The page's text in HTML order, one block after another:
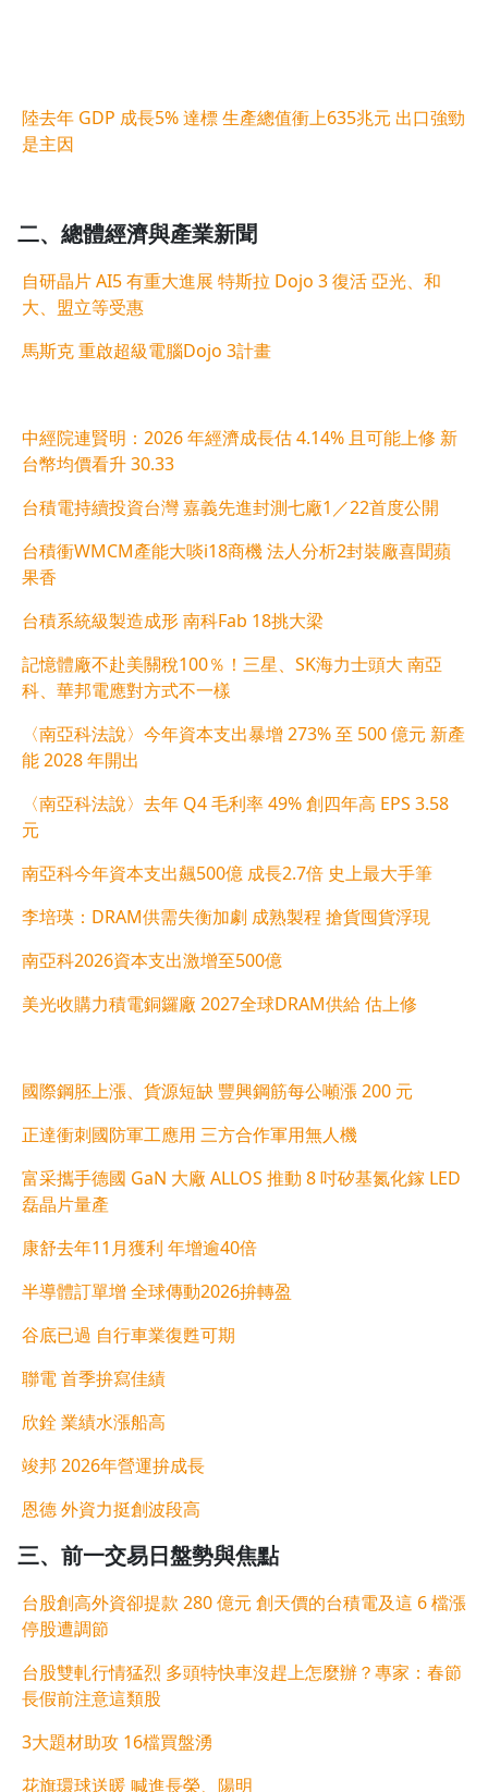
陸去年 GDP 成長5% 達標 生產總值衝上635兆元 出口強勁
是主因
二、 總體經濟與產業新聞
自研晶片 AI5 有重大進展 特斯拉 Dojo 3 復活 亞光、和
大、盟立等受惠
馬斯克 重啟超級電腦Dojo 3計畫
中經院連賢明：2026 年經濟成長估 4.14% 且可能上修 新
台幣均價看升 30.33
台積電持續投資台灣 嘉義先進封測七廠1／22首度公開
台積衝WMCM產能大啖i18商機 法人分析2封裝廠喜聞蘋
果香
台積系統級製造成形 南科Fab 18挑大梁
記憶體廠不赴美關稅100％！三星、SK海力士頭大 南亞
科、華邦電應對方式不一樣
〈南亞科法說〉今年資本支出暴增 273% 至 500 億元 新產
能 2028 年開出
〈南亞科法說〉去年 Q4 毛利率 49% 創四年高 EPS 3.58
元
南亞科今年資本支出飆500億 成長2.7倍 史上最大手筆
李培瑛：DRAM供需失衡加劇 成熟製程 搶貨囤貨浮現
南亞科2026資本支出激增至500億
美光收購力積電銅鑼廠 2027全球DRAM供給 估上修
國際鋼胚上漲、貨源短缺 豐興鋼筋每公噸漲 200 元
正達衝刺國防軍工應用 三方合作軍用無人機
富采攜手德國 GaN 大廠 ALLOS 推動 8 吋矽基氮化鎵 LED
磊晶片量產
康舒去年11月獲利 年增逾40倍
半導體訂單增 全球傳動2026拚轉盈
谷底已過 自行車業復甦可期
聯電 首季拚寫佳績
欣銓 業績水漲船高
竣邦 2026年營運拚成長
恩德 外資力挺創波段高
三、前一交易日盤勢與焦點
台股創高外資卻提款 280 億元 創天價的台積電及這 6 檔漲
停股遭調節
台股雙軋行情猛烈 多頭特快車沒趕上怎麼辦？專家：春節
長假前注意這類股
3大題材助攻 16檔買盤湧
花旗環球送暖 喊進長榮、陽明
沒有待播放的清單
去逛逛